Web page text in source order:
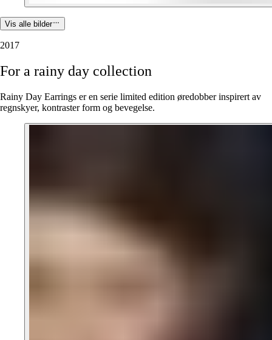
Vis alle bilder
2017
For a rainy day collection
Rainy Day Earrings er en serie limited edition øredobber inspirert av
regnskyer, kontraster form og bevegelse.